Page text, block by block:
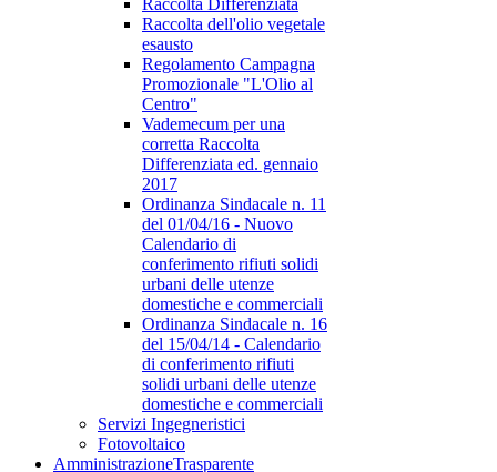
Raccolta Differenziata
Raccolta dell'olio vegetale
esausto
Regolamento Campagna
Promozionale "L'Olio al
Centro"
Vademecum per una
corretta Raccolta
Differenziata ed. gennaio
2017
Ordinanza Sindacale n. 11
del 01/04/16 - Nuovo
Calendario di
conferimento rifiuti solidi
urbani delle utenze
domestiche e commerciali
Ordinanza Sindacale n. 16
del 15/04/14 - Calendario
di conferimento rifiuti
solidi urbani delle utenze
domestiche e commerciali
Servizi Ingegneristici
Fotovoltaico
AmministrazioneTrasparente